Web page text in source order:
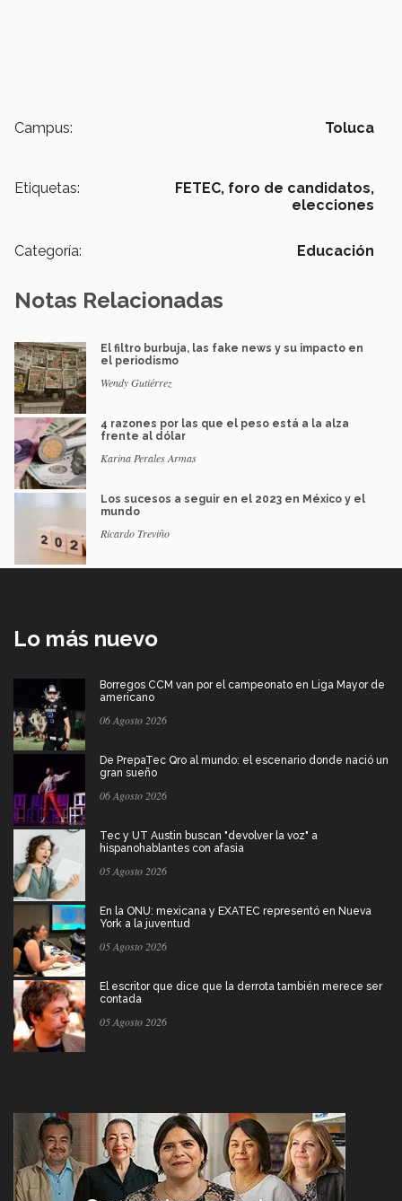
Campus: Toluca
Etiquetas: FETEC, foro de candidatos,
elecciones
Categoría: Educación
Notas Relacionadas
El filtro burbuja, las fake news y su impacto en
el periodismo
Wendy Gutiérrez
4 razones por las que el peso está a la alza
frente al dólar
Karina Perales Armas
Los sucesos a seguir en el 2023 en México y el
mundo
Ricardo Treviño
Lo más nuevo
Borregos CCM van por el campeonato en Liga Mayor de
americano
06 Agosto 2026
De PrepaTec Qro al mundo: el escenario donde nació un
gran sueño
06 Agosto 2026
Tec y UT Austin buscan "devolver la voz" a
hispanohablantes con afasia
05 Agosto 2026
En la ONU: mexicana y EXATEC representó en Nueva
York a la juventud
05 Agosto 2026
El escritor que dice que la derrota también merece ser
contada
05 Agosto 2026